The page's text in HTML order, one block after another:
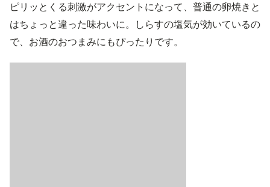
ピリッとくる刺激がアクセントになって、普通の卵焼きと
はちょっと違った味わいに。しらすの塩気が効いているの
で、お酒のおつまみにもぴったりです。